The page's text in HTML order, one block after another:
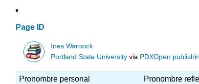
Page ID
Ines Warnock
Portland State University via PDXOpen
Pronombre personal Pronombre